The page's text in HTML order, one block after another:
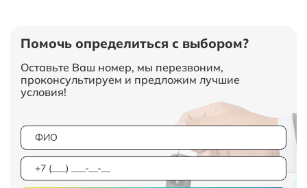
Помочь определиться с выбором?
Оставьте Ваш номер, мы перезвоним,
проконсультируем и предложим лучшие
условия!